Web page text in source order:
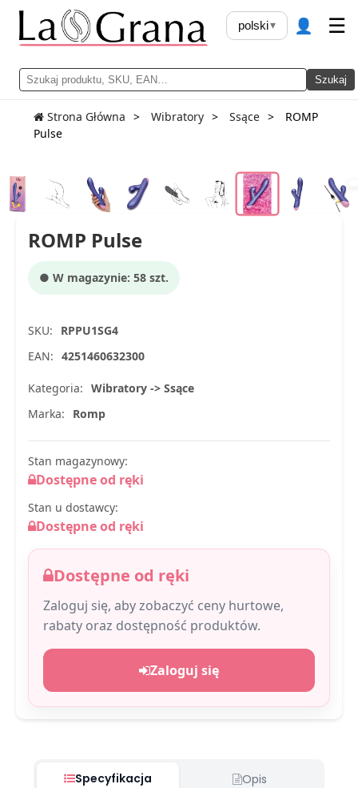
Szukaj
polski▾ 👤 ☰
Strona Główna Wibratory Ssące
ROMP
Pulse
ROMP Pulse
● W magazynie: 58 szt.
SKU:
RPPU1SG4
EAN: 4251460632300
Kategoria: Wibratory -> Ssące
Marka:
Romp
Stan magazynowy:
Dostępne od ręki
Stan u dostawcy:
Dostępne od ręki
Dostępne od ręki
Zaloguj się, aby zobaczyć ceny hurtowe,
rabaty oraz dostępność produktów.
Zaloguj się
Specyfikacja Opis